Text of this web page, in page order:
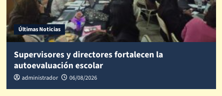
Últimas Noticias
Supervisores y directores fortalecen la
autoevaluación escolar
administrador 06/08/2026